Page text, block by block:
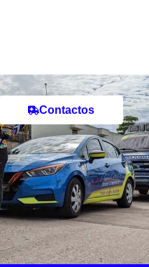
Contactos